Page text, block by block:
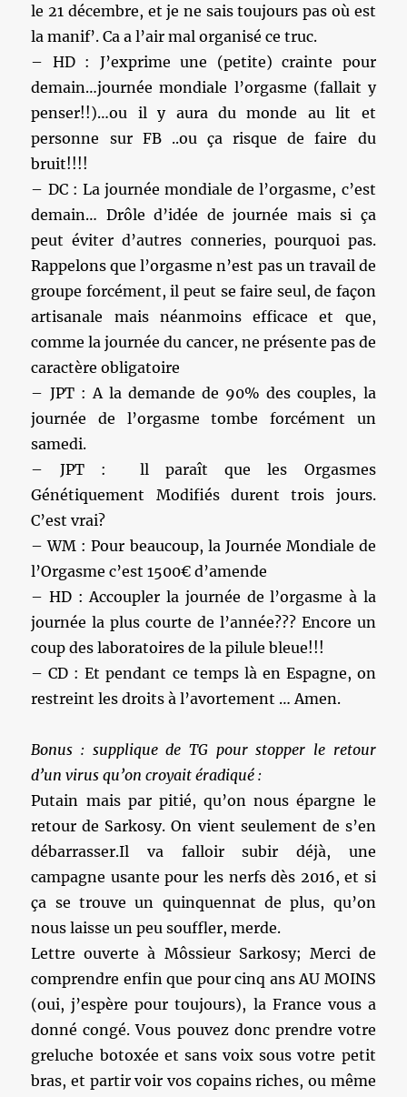
le 21 décembre, et je ne sais toujours pas où est
la manif’. Ca a l’air mal organisé ce truc.
– HD : J’exprime une (petite) crainte pour
demain…journée mondiale l’orgasme (fallait y
penser!!)…ou il y aura du monde au lit et
personne sur FB ..ou ça risque de faire du
bruit!!!!
– DC : La journée mondiale de l’orgasme, c’est
demain… Drôle d’idée de journée mais si ça
peut éviter d’autres conneries, pourquoi pas.
Rappelons que l’orgasme n’est pas un travail de
groupe forcément, il peut se faire seul, de façon
artisanale mais néanmoins efficace et que,
comme la journée du cancer, ne présente pas de
caractère obligatoire
– JPT : A la demande de 90% des couples, la
journée de l’orgasme tombe forcément un
samedi.
– JPT : ll paraît que les Orgasmes
Génétiquement Modifiés durent trois jours.
C’est vrai?
– WM : Pour beaucoup, la Journée Mondiale de
l’Orgasme c’est 1500€ d’amende
– HD : Accoupler la journée de l’orgasme à la
journée la plus courte de l’année??? Encore un
coup des laboratoires de la pilule bleue!!!
– CD : Et pendant ce temps là en Espagne, on
restreint les droits à l’avortement … Amen.
Bonus : supplique de TG pour stopper le retour
d’un virus qu’on croyait éradiqué :
Putain mais par pitié, qu’on nous épargne le
retour de Sarkosy. On vient seulement de s’en
débarrasser.Il va falloir subir déjà, une
campagne usante pour les nerfs dès 2016, et si
ça se trouve un quinquennat de plus, qu’on
nous laisse un peu souffler, merde.
Lettre ouverte à Môssieur Sarkosy; Merci de
comprendre enfin que pour cinq ans AU MOINS
(oui, j’espère pour toujours), la France vous a
donné congé. Vous pouvez donc prendre votre
greluche botoxée et sans voix sous votre petit
bras, et partir voir vos copains riches, ou même